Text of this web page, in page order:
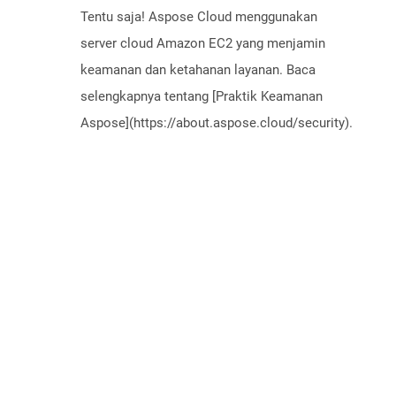
Tentu saja! Aspose Cloud menggunakan
server cloud Amazon EC2 yang menjamin
keamanan dan ketahanan layanan. Baca
selengkapnya tentang [Praktik Keamanan
Aspose](https://about.aspose.cloud/security).